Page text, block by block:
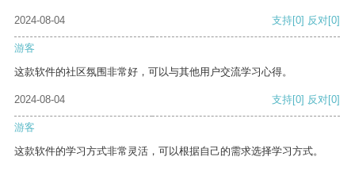
2024-08-04 支持[0] 反对[0]
游客
这款软件的社区氛围非常好，可以与其他用户交流学习心得。
2024-08-04 支持[0] 反对[0]
游客
这款软件的学习方式非常灵活，可以根据自己的需求选择学习方式。